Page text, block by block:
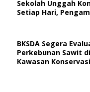
Sekolah Unggah
Setiap Hari,
BKSDA Segera
Perkebunan Sawit di
Kawasan